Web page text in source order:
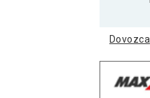
Dovozca